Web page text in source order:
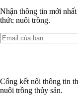
Nhận thông tin mới
thức nuôi trồng.
Cổng kết nối thông tin
nuôi trồng thủy sản.